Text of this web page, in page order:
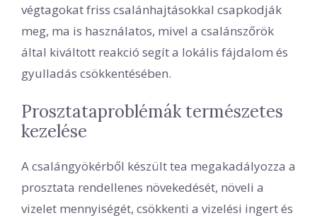
végtagokat friss csalánhajtásokkal csapkodják
meg, ma is használatos, mivel a csalánszőrök
által kiváltott reakció segít a lokális fájdalom és
gyulladás csökkentésében.
Prosztataproblémák természetes
kezelése
A csalángyökérből készült tea megakadályozza a
prosztata rendellenes növekedését, növeli a
vizelet mennyiségét, csökkenti a vizelési ingert és